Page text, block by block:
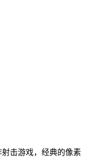
击游戏，经典的像素